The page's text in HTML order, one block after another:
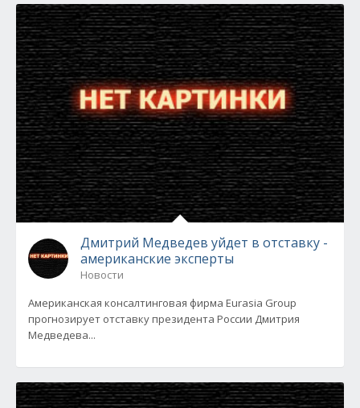
Дмитрий Медведев уйдет в отставку -
американские эксперты
Новости
Американская консалтинговая фирма Eurasia Group
прогнозирует отставку президента России Дмитрия
Медведева...